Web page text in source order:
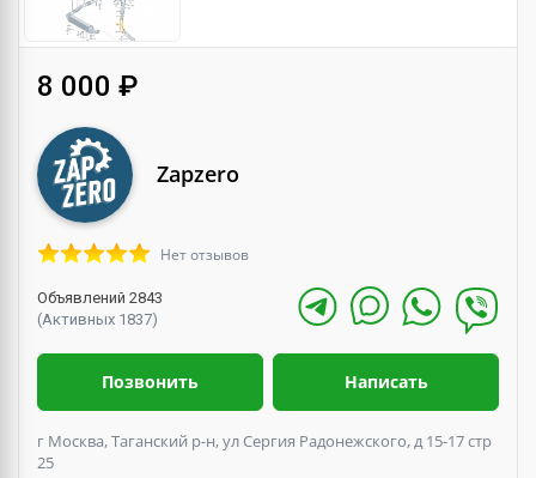
8 000 ₽
Zapzero
Нет отзывов
Объявлений 2843
(Активных 1837)
Позвонить Написать
г Москва, Таганский р-н, ул Сергия Радонежского, д 15-17 стр
25